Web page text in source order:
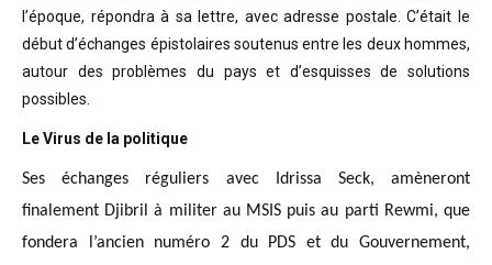
l’époque, répondra à sa lettre, avec adresse postale. C’était le
début d’échanges épistolaires soutenus entre les deux hommes,
autour des problèmes du pays et d’esquisses de solutions
possibles.
Le Virus de la politique
Ses échanges réguliers avec Idrissa Seck, amèneront
finalement Djibril à militer au MSIS puis au parti Rewmi, que
fondera l’ancien numéro 2 du PDS et du Gouvernement,